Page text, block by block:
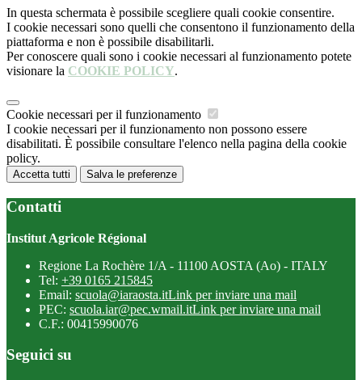
In questa schermata è possibile scegliere quali cookie consentire.
I cookie necessari sono quelli che consentono il funzionamento della
piattaforma e non è possibile disabilitarli.
Per conoscere quali sono i cookie necessari al funzionamento potete
visionare la COOKIE POLICY.
Cookie necessari per il funzionamento
I cookie necessari per il funzionamento non possono essere
disabilitati. È possibile consultare l'elenco nella pagina della cookie
policy.
Accetta tutti Salva le preferenze
Contatti
Institut Agricole Régional
Regione La Rochère 1/A - 11100 AOSTA (Ao) - ITALY
Tel: +39 0165 215845
Email: scuola@iaraosta.itLink per inviare una mail
PEC: scuola.iar@pec.wmail.itLink per inviare una mail
C.F.: 00415990076
Seguici su